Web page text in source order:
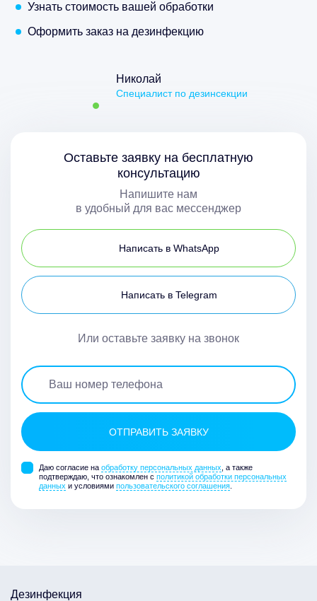
Узнать стоимость вашей обработки
Оформить заказ на дезинфекцию
Николай
Специалист по дезинсекции
Оставьте заявку на бесплатную
консультацию
Напишите нам
в удобный для вас мессенджер
Написать в WhatsApp
Написать в Telegram
Или оставьте заявку на звонок
Даю согласие на обработку персональных данных , а также
подтверждаю, что ознакомлен с политикой обработки персональных
данных и условиями пользовательского соглашения
Дезинфекция